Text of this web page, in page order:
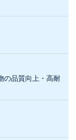
の品質向上・高耐